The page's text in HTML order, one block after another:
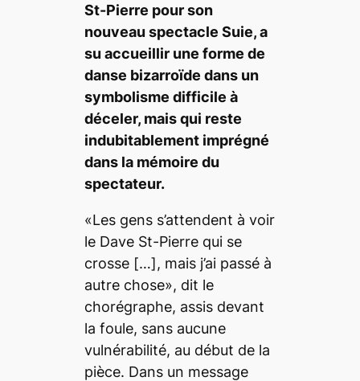
St-Pierre pour son
nouveau spectacle Suie,a
su accueillir une forme de
danse bizarroïde dans un
symbolisme difficile à
déceler, mais qui reste
indubitablement imprégné
dans la mémoire du
spectateur.
«Les gens s’attendent à voir
le Dave St-Pierre qui se
crosse […], mais j’ai passé à
autre chose», dit le
chorégraphe, assis devant
la foule, sans aucune
vulnérabilité, au début de la
pièce. Dans un message